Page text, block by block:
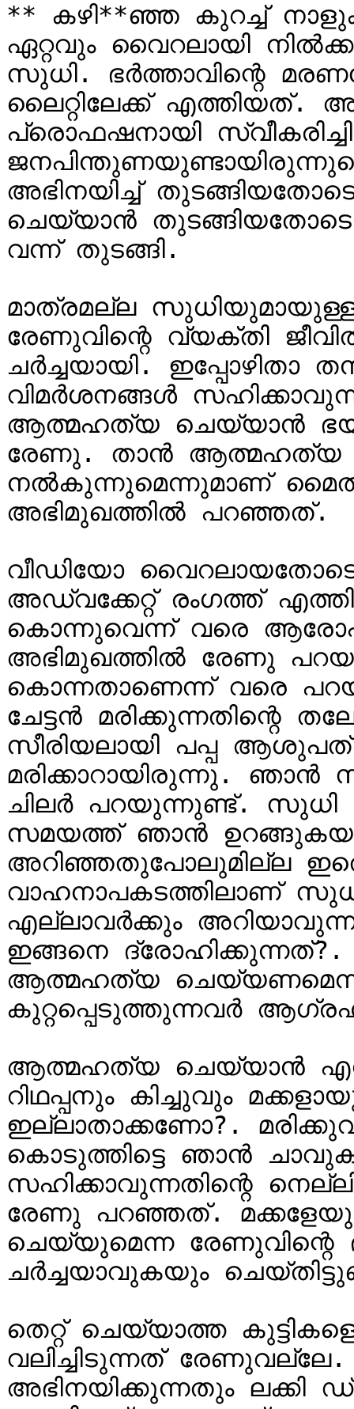
** കഴി**ഞ്ഞ കുറച്ച്
ഏറ്റവും വൈറലായി
സുധി. ഭർത്താവിന്റെ
ലൈറ്റിലേക്ക് എത്തിയത്.
പ്രൊഫഷനായി
അഭിനയിച്ച്
ചെയ്യാൻ
വന്ന് തുടങ്ങി.
മാത്രമല്ല
രേണുവിന്റെ വ്യക്തി
ചർച്ചയായി. ഇപ്പോഴിതാ
വിമർശനങ്ങൾ
ആത്മഹത്യ ചെയ്യാൻ
രേണു. താൻ ആത്മഹത്യ
നൽകുന്നുമെന്നുമാണ്
അഭിമുഖത്തിൽ പറഞ്ഞത്.
വീഡിയോ
അഡ്വക്കേറ്റ് രം​ഗത്ത്
കൊന്നുവെന്ന് വരെ
അഭിമുഖത്തിൽ രേണു
കൊന്നതാണെന്ന് വരെ
ചേട്ടൻ മരിക്കുന്നതിന്റെ
സീരിയലായി പപ്പ
മരിക്കാറായിരുന്നു. ഞാൻ
ചിലർ പറയുന്നുണ്ട്. സുധി
സമയത്ത് ഞാൻ
അറിഞ്ഞതുപോലുമില്ല
വാഹനാപകടത്തിലാണ് സുധി
എല്ലാവർക്കും
ഇങ്ങനെ
ആത്മഹത്യ
കുറ്റപ്പെടുത്തുന്നവർ
ആത്മഹത്യ ചെയ്യാൻ
റിഥപ്പനും കിച്ചുവും
ഇല്ലാതാക്കണോ?.
കൊടുത്തിട്ടെ ഞാൻ
സഹിക്കാവുന്നതിന്റെ
രേണു പറഞ്ഞത്.
ചെയ്യുമെന്ന
ചർച്ചയാവുകയും
തെറ്റ് ചെയ്യാത്ത
വലിച്ചിടുന്നത്
അഭിനയിക്കുന്നതും ലക്കി